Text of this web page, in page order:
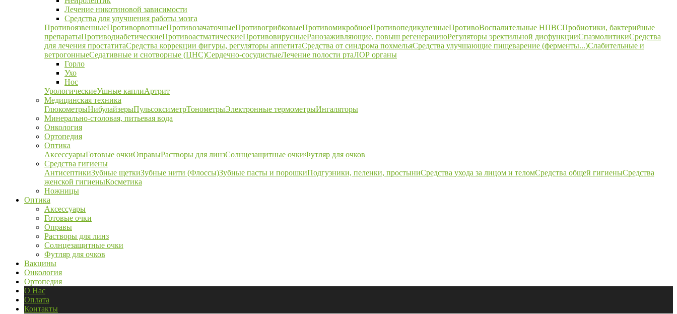
Лечение никотиновой зависимости
Средства для улучшения работы мозга
ПротивоязвенныеПротиворвотныеПротивозачаточныеПротивогрибковыеПротивомикробноеПротивопедикулезныеПротивоВоспалительные НПВСПробиотики, бактерийные
препаратыПротиводиабетическиеПротивоастматическиеПротивовирусныеРанозаживляющие, повыш регенерациюРегуляторы эректильной дисфункцииСпазмолитикиСредства
для лечения простатитаСредства коррекции фигуры, регуляторы аппетитаСредства от синдрома похмельяСредства улучшающие пищеварение (ферменты...)Слабительные и
ветрогонныеСедативные и снотворные (ЦНС)Сердечно-сосудистыеЛечение полости ртаЛОР органы
Горло
Ухо
Нос
УрологическиеУшные каплиАртрит
Медицинская техника
ГлюкометрыНибулайзерыПульсоксиметрТонометрыЭлектронные термометрыИнгаляторы
Минерально-столовая, питьевая вода
Онкология
Ортопедия
Оптика
АксессуарыГотовые очкиОправыРастворы для линзСолнцезащитные очкиФутляр для очков
Средства гигиены
АнтисептикиЗубные щеткиЗубные нити (Флоссы)Зубные пасты и порошкиПодгузники, пеленки, простыниСредства ухода за лицом и теломСредства общей гигиеныСредства
женской гигиеныКосметика
Ножницы
Оптика
Аксессуары
Готовые очки
Оправы
Растворы для линз
Солнцезащитные очки
Футляр для очков
Вакцины
Онкология
Ортопедия
О Нас
Оплата
Контакты